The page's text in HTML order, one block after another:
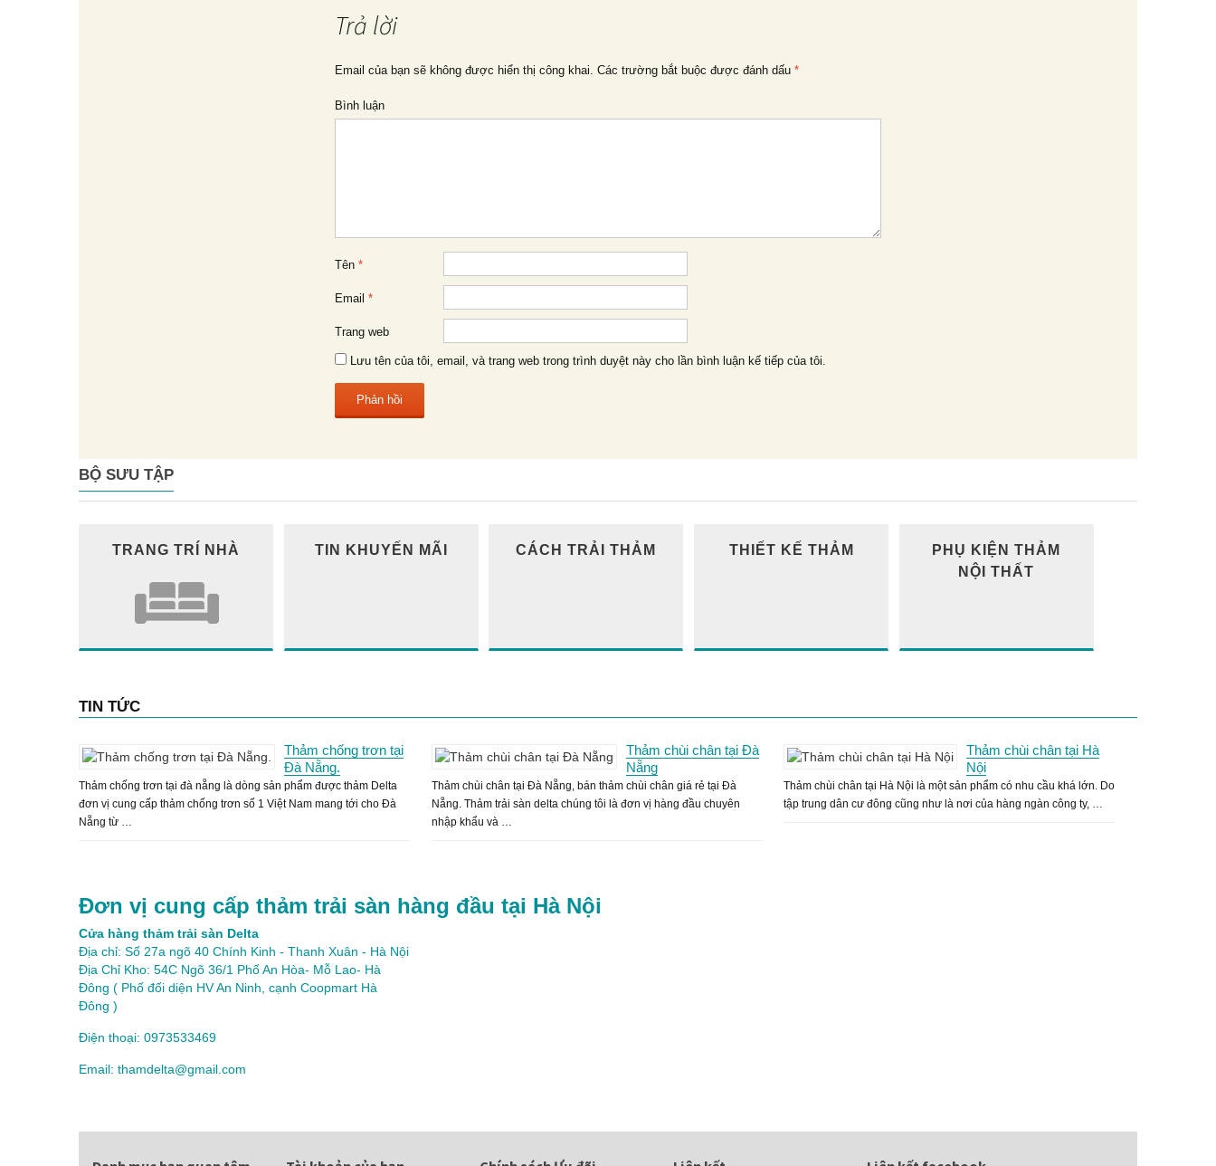
Trả lời
Email của bạn sẽ không được hiển thị công khai. Các trường bắt buộc được đánh dấu *
Bình luận
Tên *
Email *
Trang web
Lưu tên của tôi, email, và trang web trong trình duyệt này cho lần bình luận kế tiếp của tôi.
BỘ SƯU TẬP
TRANG TRÍ NHÀ TIN KHUYẾN MÃI CÁCH TRẢI THẢM THIẾT KẾ THẢM
PHỤ KIỆN THẢM
NỘI THẤT
TIN TỨC
Thảm chống trơn tại
Đà Nẵng.
Thảm chống trơn tại đà nẵng là dòng sản phẩm được thảm Delta
đơn vị cung cấp thảm chống trơn số 1 Việt Nam mang tới cho Đà
Nẵng từ …
Thảm chùi chân tại Đà
Nẵng
Thảm chùi chân tại Đà Nẵng, bán thảm chùi chân giá rẻ tại Đà
Nẵng. Thảm trải sàn delta chúng tôi là đơn vị hàng đầu chuyên
nhập khẩu và …
Thảm chùi chân tại Hà
Nội
Thảm chùi chân tại Hà Nội là một sản phẩm có nhu cầu khá lớn. Do
tập trung dân cư đông cũng như là nơi của hàng ngàn công ty, …
Đơn vị cung cấp thảm trải sàn hàng đầu tại Hà Nội
Cửa hàng thảm trải sàn Delta
Địa chỉ: Số 27a ngõ 40 Chính Kinh - Thanh Xuân - Hà Nội
Địa Chỉ Kho: 54C Ngõ 36/1 Phố An Hòa- Mỗ Lao- Hà
Đông ( Phố đối diện HV An Ninh, cạnh Coopmart Hà
Đông )
Điện thoại: 0973533469
Email: thamdelta@gmail.com